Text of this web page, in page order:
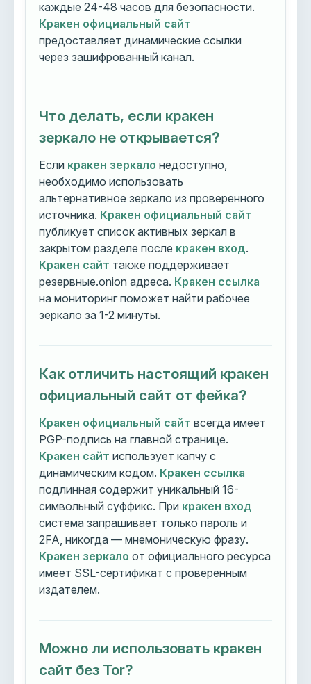
каждые 24-48 часов для безопасности.
Кракен официальный сайт
предоставляет динамические ссылки
через зашифрованный канал.
Что делать, если кракен
зеркало не открывается?
Если кракен зеркало недоступно,
необходимо использовать
альтернативное зеркало из проверенного
источника. Кракен официальный сайт
публикует список активных зеркал в
закрытом разделе после кракен вход.
Кракен сайт также поддерживает
резервные.onion адреса. Кракен ссылка
на мониторинг поможет найти рабочее
зеркало за 1-2 минуты.
Как отличить настоящий кракен
официальный сайт от фейка?
Кракен официальный сайт всегда имеет
PGP-подпись на главной странице.
Кракен сайт использует капчу с
динамическим кодом. Кракен ссылка
подлинная содержит уникальный 16-
символьный суффикс. При кракен вход
система запрашивает только пароль и
2FA, никогда — мнемоническую фразу.
Кракен зеркало от официального ресурса
имеет SSL-сертификат с проверенным
издателем.
Можно ли использовать кракен
сайт без Tor?